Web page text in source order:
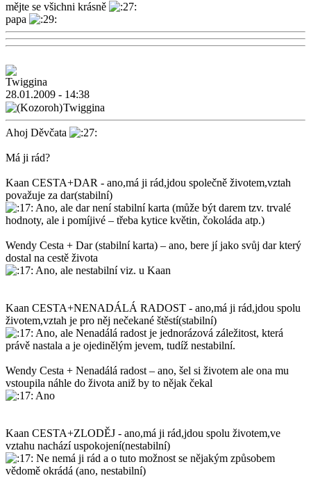
mějte se všichni krásně
papa
28.01.2009 - 14:38
Twiggina
Ahoj Děvčata
Má ji rád?
Kaan CESTA+DAR - ano,má ji rád,jdou společně životem,vztah
považuje za dar(stabilní)
Ano, ale dar není stabilní karta (může být darem tzv. trvalé
hodnoty, ale i pomíjivé – třeba kytice květin, čokoláda atp.)
Wendy Cesta + Dar (stabilní karta) – ano, bere jí jako svůj dar který
dostal na cestě života
Ano, ale nestabilní viz. u Kaan
Kaan CESTA+NENADÁLÁ RADOST - ano,má ji rád,jdou spolu
životem,vztah je pro něj nečekané štěstí(stabilní)
Ano, ale Nenadálá radost je jednorázová záležitost, která
právě nastala a je ojedinělým jevem, tudíž nestabilní.
Wendy Cesta + Nenadálá radost – ano, šel si životem ale ona mu
vstoupila náhle do života aniž by to nějak čekal
Ano
Kaan CESTA+ZLODĚJ - ano,má ji rád,jdou spolu životem,ve
vztahu nachází uspokojení(nestabilní)
Ne nemá ji rád a o tuto možnost se nějakým způsobem
vědomě okrádá (ano, nestabilní)